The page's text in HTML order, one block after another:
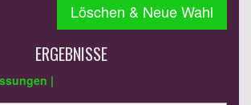
Löschen & Neue Wahl
ERGEBNISSE
|